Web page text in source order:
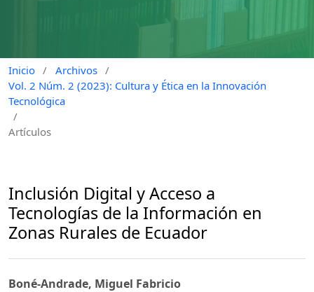
Inicio / Archivos /
Vol. 2 Núm. 2 (2023): Cultura y Ética en la Innovación
Tecnológica
/
Artículos
Inclusión Digital y Acceso a
Tecnologías de la Información en
Zonas Rurales de Ecuador
Boné-Andrade, Miguel Fabricio